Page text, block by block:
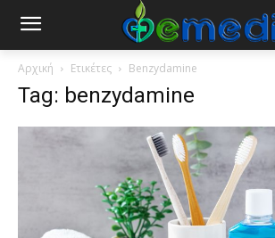
Αρχική Ετικέτες Benzydamine
Tag: benzydamine